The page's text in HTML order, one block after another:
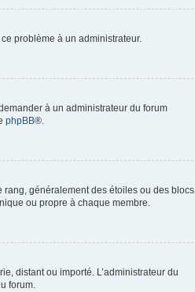
problème à un administrateur.
à un administrateur du forum
phpBB®.
rang, généralement des étoiles ou des blocs
ou propre à chaque membre.
distant ou importé. L’administrateur du
forum.